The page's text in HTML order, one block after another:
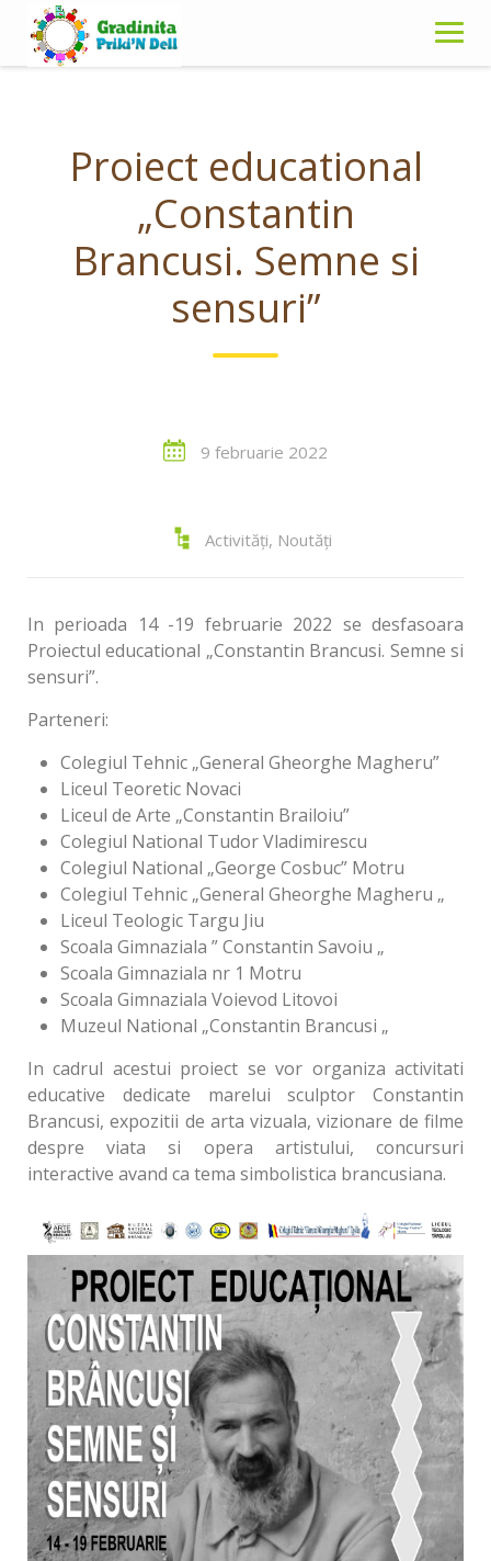
content
Proiect educational
„Constantin
Brancusi. Semne si
sensuri”
9 februarie 2022
Activități, Noutăți
In perioada 14 -19 februarie 2022 se desfasoara
Proiectul educational „Constantin Brancusi. Semne si
sensuri”.
Parteneri:
Colegiul Tehnic „General Gheorghe Magheru”
Liceul Teoretic Novaci
Liceul de Arte „Constantin Brailoiu”
Colegiul National Tudor Vladimirescu
Colegiul National „George Cosbuc” Motru
Colegiul Tehnic „General Gheorghe Magheru „
Liceul Teologic Targu Jiu
Scoala Gimnaziala ” Constantin Savoiu „
Scoala Gimnaziala nr 1 Motru
Scoala Gimnaziala Voievod Litovoi
Muzeul National „Constantin Brancusi „
In cadrul acestui proiect se vor organiza activitati
educative dedicate marelui sculptor Constantin
Brancusi, expozitii de arta vizuala, vizionare de filme
despre viata si opera artistului, concursuri
interactive avand ca tema simbolistica brancusiana.